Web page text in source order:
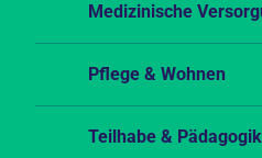
Medizinische
Pflege & Wohnen
Teilhabe & Pädagogik